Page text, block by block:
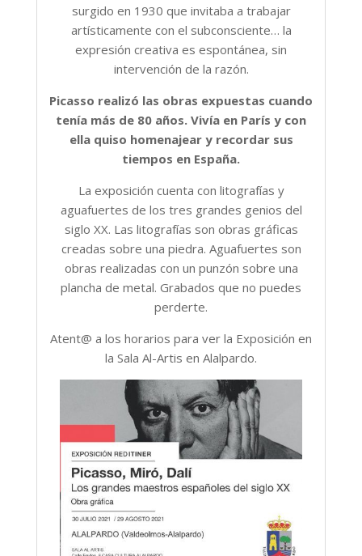
surgido en 1930 que invitaba a trabajar
artísticamente con el subconsciente… la
expresión creativa es espontánea, sin
intervención de la razón.
Picasso realizó las obras expuestas cuando
tenía más de 80 años. Vivía en París y con
ella quiso homenajear y recordar sus
tiempos en España.
La exposición cuenta con litografías y
aguafuertes de los tres grandes genios del
siglo XX. Las litografías son obras gráficas
creadas sobre una piedra. Aguafuertes son
obras realizadas con un punzón sobre una
plancha de metal. Grabados que no puedes
perderte.
Atent@ a los horarios para ver la Exposición en
la Sala Al-Artis en Alalpardo.